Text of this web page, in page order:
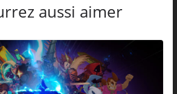
aussi aimer